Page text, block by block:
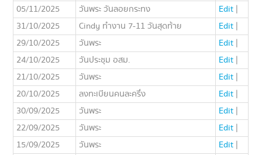
05/11/2025
วันพระ วันลอยกระทง Edit |
31/10/2025
Cindy ทำงาน 7-11 วันสุดท้าย Edit |
29/10/2025
วันพระ Edit |
24/10/2025
วันประชุม อสม. Edit |
21/10/2025
วันพระ Edit |
20/10/2025
ลงทะเบียนคนละครึ่ง Edit |
30/09/2025
วันพระ Edit |
22/09/2025
วันพระ Edit |
15/09/2025
วันพระ Edit |